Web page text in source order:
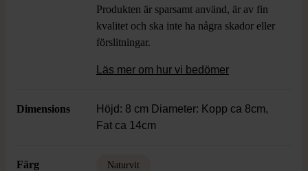
Produkten är sparsamt använd, är av fin
kvalitet och ska inte ha några skador eller
förslitningar.
Läs mer om hur vi bedömer
Dimensions
Höjd: 8 cm Diameter: Kopp ca 8cm,
Fat ca 14cm
Färg Naturvit